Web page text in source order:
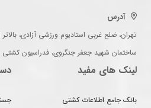
آدرس
تهران، ضلع غربی استادیوم ورزشی آزادی،
ساختمان شهید جعفر جنگروی، فدراسیون کشتی
لینک های مفید
بانک جامع اطلاعات کشتی